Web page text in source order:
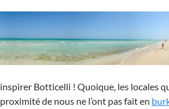
inspirer Botticelli ! Quoique, les locales
proximité de nous ne l’ont pas fait en